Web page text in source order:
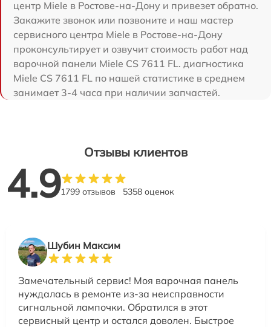
центр Miele в Ростове-на-Дону и привезет обратно.
Закажите звонок или позвоните и наш мастер
сервисного центра Miele в Ростове-на-Дону
проконсультирует и озвучит стоимость работ над
варочной панели Miele CS 7611 FL. диагностика
Miele CS 7611 FL по нашей статистике в среднем
занимает 3-4 часа при наличии запчастей.
Отзывы клиентов
4.91799 отзывов 5358 оценок
Шубин Максим
Замечательный сервис! Моя варочная панель
нуждалась в ремонте из-за неисправности
сигнальной лампочки. Обратился в этот
сервисный центр и остался доволен. Быстрое